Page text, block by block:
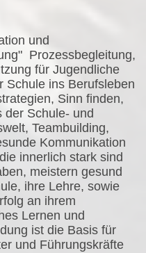
und
Prozessbegleitung,
für Jugendliche
Schule ins Berufsleben
Sinn finden,
der Schule- und
Teambuilding,
Kommunikation
innerlich stark sind
meistern gesund
ihre Lehre, sowie
an ihrem
Lernen und
ist die Basis für
und Führungskräfte